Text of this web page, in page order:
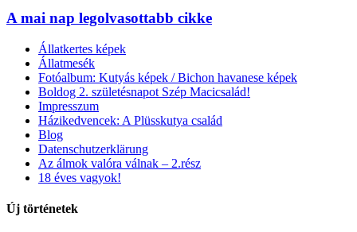
A mai nap legolvasottabb cikke
Állatkertes képek
Állatmesék
Fotóalbum: Kutyás képek / Bichon havanese képek
Boldog 2. születésnapot Szép Macicsalád!
Impresszum
Házikedvencek: A Plüsskutya család
Blog
Datenschutzerklärung
Az álmok valóra válnak – 2.rész
18 éves vagyok!
Új történetek